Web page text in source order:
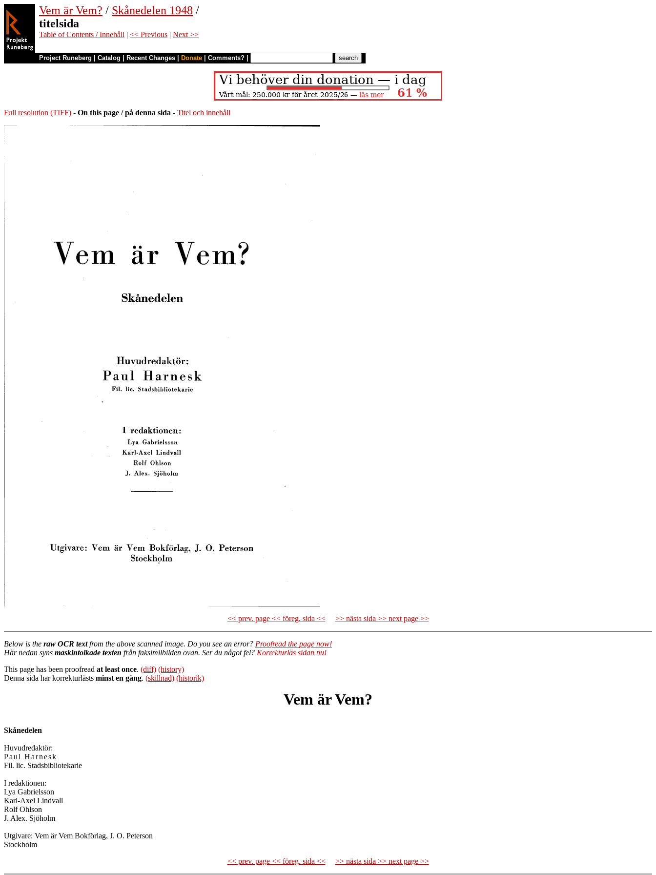
Vem är Vem? / Skånedelen 1948 /
titelsida
Table of Contents / Innehåll | << Previous | Next >>
Project Runeberg Catalog Recent Changes Donate Comments?
Full resolution (TIFF) - On this page / på denna sida - Titel och innehåll
<< prev. page << föreg. sida << >> nästa sida >> next page >>
Below is the raw OCR textfrom the above scanned image. Do you see an error? Proofread the page now!
Här nedan syns maskintolkade texten från faksimilbilden ovan. Ser du något fel? Korrekturläs sidan nu!
This page has been proofread at least once. (diff) (history)
Denna sida har korrekturlästs minst en gång. (skillnad) (historik)
Vem är Vem?
Skånedelen
Huvudredaktör:
Paul Harnesk
Fil. lic. Stadsbibliotekarie
I redaktionen:
Lya Gabrielsson
Karl-Axel Lindvall
Rolf Ohlson
J. Alex. Sjöholm
Utgivare: Vem är Vem Bokförlag, J. O. Peterson
Stockholm
<< prev. page << föreg. sida <<
>> nästa sida >> next page >>